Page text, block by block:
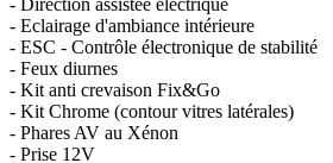
- Direction assistée électrique
- Eclairage d'ambiance intérieure
- ESC - Contrôle électronique de stabilité
- Feux diurnes
- Kit anti crevaison Fix&Go
- Kit Chrome (contour vitres latérales)
- Phares AV au Xénon
- Prise 12V